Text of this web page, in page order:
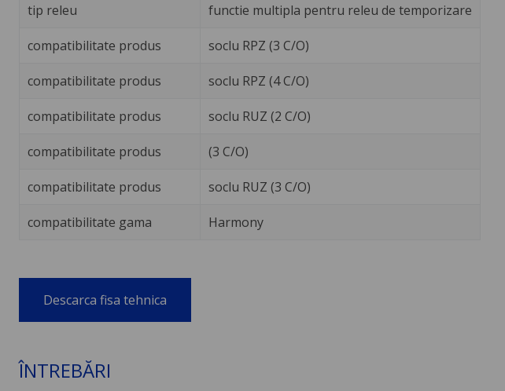
tip releu functie multipla pentru releu de temporizare
compatibilitate produs soclu RPZ (3 C/O)
compatibilitate produs soclu RPZ (4 C/O)
compatibilitate produs soclu RUZ (2 C/O)
compatibilitate produs (3 C/O)
compatibilitate produs soclu RUZ (3 C/O)
compatibilitate gama Harmony
Descarca fisa tehnica
ÎNTREBĂRI